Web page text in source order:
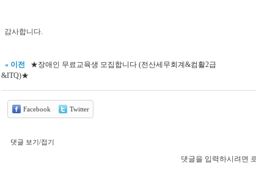
감사합니다.
« 이전
★장애인 무료교육생 모집합니다 (전산세무회계&컴활2급
&ITQ)★
Facebook Twitter
댓글 보기/접기
댓글을 입력하시려면